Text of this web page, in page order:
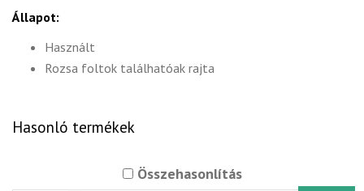
Állapot:
Használt
Rozsa foltok találhatóak rajta
Hasonló termékek
Összehasonlítás